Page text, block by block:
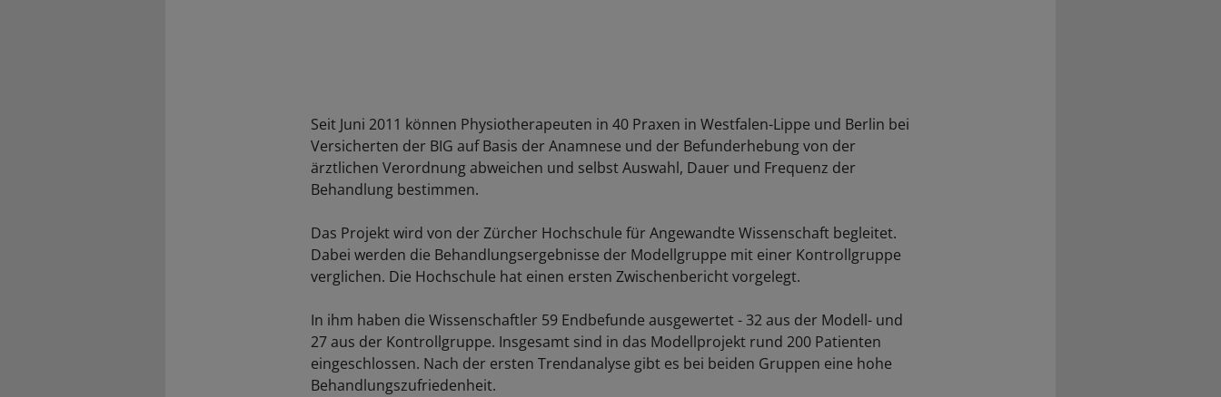
Seit Juni 2011 können Physiotherapeuten in 40 Praxen in Westfalen-Lippe und Berlin bei
Versicherten der BIG auf Basis der Anamnese und der Befunderhebung von der
ärztlichen Verordnung abweichen und selbst Auswahl, Dauer und Frequenz der
Behandlung bestimmen.
Das Projekt wird von der Zürcher Hochschule für Angewandte Wissenschaft begleitet.
Dabei werden die Behandlungsergebnisse der Modellgruppe mit einer Kontrollgruppe
verglichen. Die Hochschule hat einen ersten Zwischenbericht vorgelegt.
In ihm haben die Wissenschaftler 59 Endbefunde ausgewertet - 32 aus der Modell- und
27 aus der Kontrollgruppe. Insgesamt sind in das Modellprojekt rund 200 Patienten
eingeschlossen. Nach der ersten Trendanalyse gibt es bei beiden Gruppen eine hohe
Behandlungszufriedenheit.